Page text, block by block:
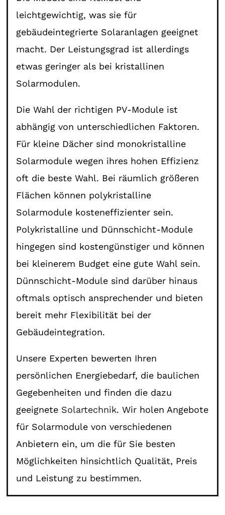
leichtgewichtig, was sie für
gebäudeintegrierte Solaranlagen geeignet
macht. Der Leistungsgrad ist allerdings
etwas geringer als bei kristallinen
Solarmodulen.
Die Wahl der richtigen PV-Module ist
abhängig von unterschiedlichen Faktoren.
Für kleine Dächer sind monokristalline
Solarmodule wegen ihres hohen Effizienz
oft die beste Wahl. Bei räumlich größeren
Flächen können polykristalline
Solarmodule kosteneffizienter sein.
Polykristalline und Dünnschicht-Module
hingegen sind kostengünstiger und können
bei kleinerem Budget eine gute Wahl sein.
Dünnschicht-Module sind darüber hinaus
oftmals optisch ansprechender und bieten
bereit mehr Flexibilität bei der
Gebäudeintegration.
Unsere Experten bewerten Ihren
persönlichen Energiebedarf, die baulichen
Gegebenheiten und finden die dazu
geeignete Solartechnik. Wir holen Angebote
für Solarmodule von verschiedenen
Anbietern ein, um die für Sie besten
Möglichkeiten hinsichtlich Qualität, Preis
und Leistung zu bestimmen.